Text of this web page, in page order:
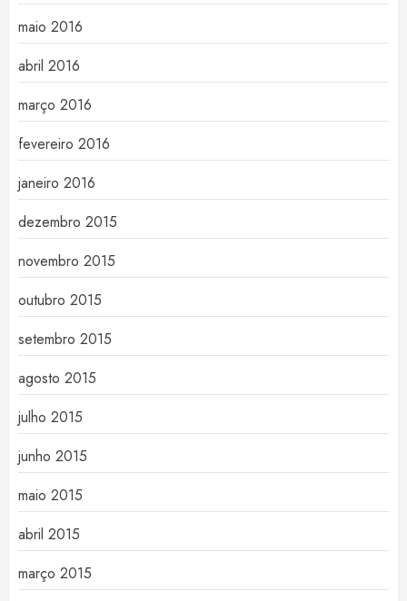
maio 2016
abril 2016
março 2016
fevereiro 2016
janeiro 2016
dezembro 2015
novembro 2015
outubro 2015
setembro 2015
agosto 2015
julho 2015
junho 2015
maio 2015
abril 2015
março 2015